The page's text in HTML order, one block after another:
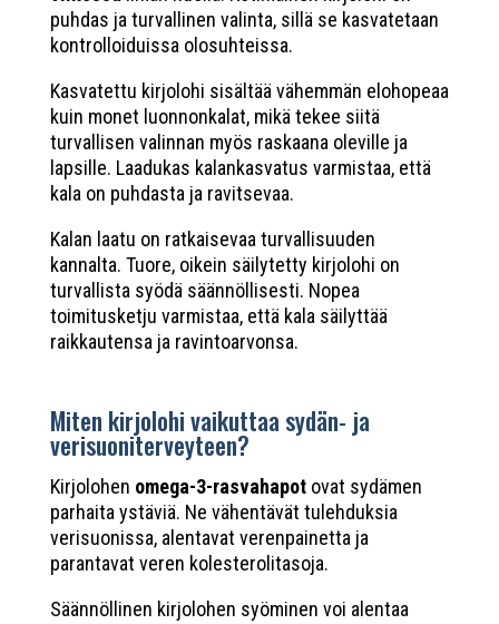
puhdas ja turvallinen valinta, sillä se kasvatetaan
kontrolloiduissa olosuhteissa.
Kasvatettu kirjolohi sisältää vähemmän elohopeaa
kuin monet luonnonkalat, mikä tekee siitä
turvallisen valinnan myös raskaana oleville ja
lapsille. Laadukas kalankasvatus varmistaa, että
kala on puhdasta ja ravitsevaa.
Kalan laatu on ratkaisevaa turvallisuuden
kannalta. Tuore, oikein säilytetty kirjolohi on
turvallista syödä säännöllisesti. Nopea
toimitusketju varmistaa, että kala säilyttää
raikkautensa ja ravintoarvonsa.
Miten kirjolohi vaikuttaa sydän- ja
verisuoniterveyteen?
Kirjolohen omega-3-rasvahapotovat sydämen
parhaita ystäviä. Ne vähentävät tulehduksia
verisuonissa, alentavat verenpainetta ja
parantavat veren kolesterolitasoja.
Säännöllinen kirjolohen syöminen voi alentaa